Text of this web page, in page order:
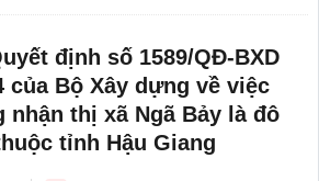
định số 1589/QĐ-BXD
của Bộ Xây dựng về việc
nhận thị xã Ngã Bảy là đô
tỉnh Hậu Giang